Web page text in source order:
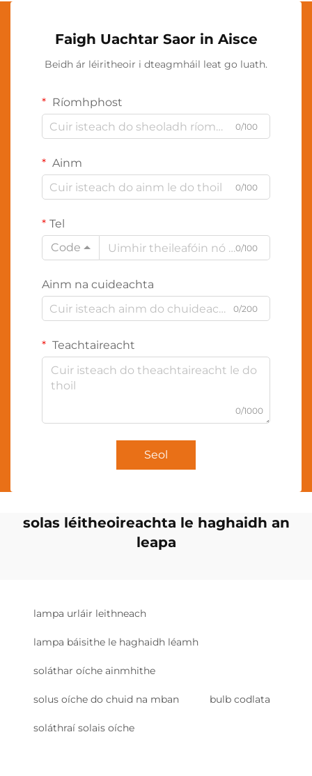
Faigh Uachtar Saor in Aisce
Beidh ár léiritheoir i dteagmháil leat go luath.
Ríomhphost
0/100
Ainm
0/100
Tel
Code
0/100
Ainm na cuideachta
0/200
Teachtaireacht
0/1000
Seol
solas léitheoireachta le haghaidh an
leapa
lampa urláir leithneach
lampa báisithe le haghaidh léamh
soláthar oíche ainmhithe
solus oíche do chuid na mban bulb codlata
soláthraí solais oíche